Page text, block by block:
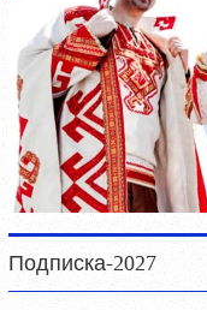
Подписка-2027